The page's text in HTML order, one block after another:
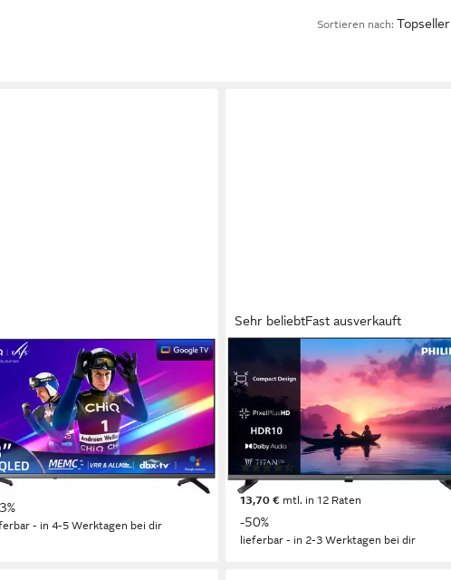
Sortieren nach: Topseller
QLED-Fernseher
cm/43 Zoll
Diagonale
Bildschirmtechnologie
Ultra HD Auflösung
€ UVP399,99 €
€
- in 4-5 Werktagen bei dir
Sehr beliebtFast ausverkauft
32PHS6000/12 LED-Fernseher
80 cm/32 Zoll Diagonale
LED Bildschirmtechnologie
HD ready
Auflösung
Produktdatenblatt
(351)
149,99 € UVP299,00 €
13,70 € mtl. in 12 Raten
-50%
lieferbar - in 2-3 Werktagen bei dir